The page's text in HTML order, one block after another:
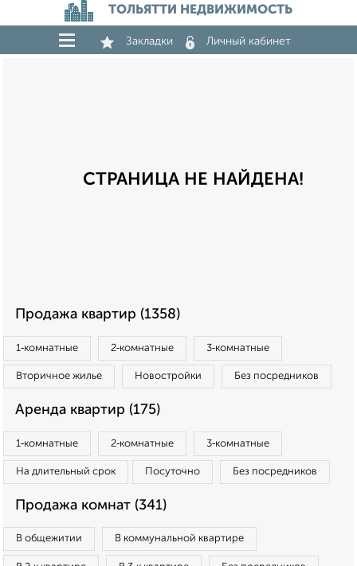
ТОЛЬЯТТИ НЕДВИЖИМОСТЬ
Закладки Личный кабинет
СТРАНИЦА НЕ НАЙДЕНА!
Продажа квартир (1358)
1‑комнатные 2‑комнатные 3‑комнатные
Вторичное жилье Новостройки Без посредников
Аренда квартир (175)
1‑комнатные 2‑комнатные 3‑комнатные
На длительный срок Посуточно Без посредников
Продажа комнат (341)
В общежитии В коммунальной квартире